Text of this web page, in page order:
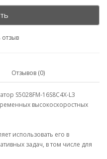
отзыв
Отзывов (0)
S5028FM-16S8C4X-L3
высокоскоростных
использовать его в
задач, в том числе для